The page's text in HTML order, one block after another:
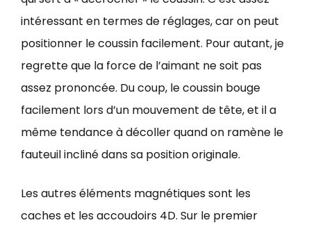
intéressant en termes de réglages, car on peut
positionner le coussin facilement. Pour autant, je
regrette que la force de l’aimant ne soit pas
assez prononcée. Du coup, le coussin bouge
facilement lors d’un mouvement de tête, et il a
même tendance à décoller quand on ramène le
fauteuil incliné dans sa position originale.
Les autres éléments magnétiques sont les
caches et les accoudoirs 4D. Sur le premier